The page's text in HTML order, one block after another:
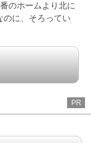
のホームより北に
のに、そろってい
PR